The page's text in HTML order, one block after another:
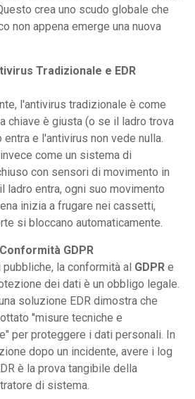
crea uno scudo globale che
non appena emerge una nuova
Tradizionale e EDR
l'antivirus tradizionale è come
chiave è giusta (o se il ladro trova
entra e l'antivirus non vede nulla.
come un sistema di
con sensori di movimento in
ladro entra, ogni suo movimento
inizia a frugare nei cassetti,
si bloccano automaticamente.
GDPR
la conformità al GDPR e
dei dati è un obbligo legale.
soluzione EDR dimostra che
"misure tecniche e
per proteggere i dati personali. In
dopo un incidente, avere i log
è la prova tangibile della
di sistema.